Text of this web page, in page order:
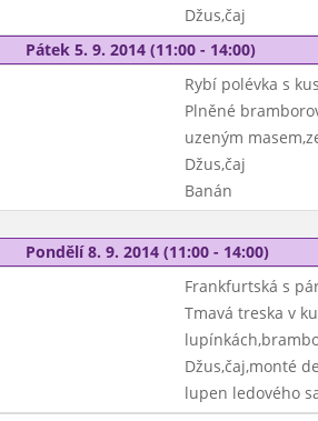
Džus,čaj
Pátek 5. 9. 2014 (11:00 - 14:00)
Rybí polévka s
Plněné
uzeným
Džus,čaj
Banán
Pondělí 8. 9. 2014 (11:00 - 14:00)
Frankfurtská s
Tmavá treska v
Džus,čaj,monté
lupen ledového